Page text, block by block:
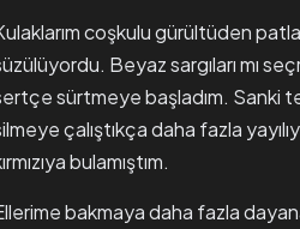
coşkulu gürültüden
Beyaz sargıları mı
sürtmeye başladım. Sanki
çalıştıkça daha fazla
bulamıştım.
bakmaya daha fazla